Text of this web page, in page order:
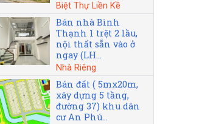
Biệt Thự Liền Kề
Bán nhà Bình
Thạnh 1 trệt 2 lầu,
nội thất sẵn vào ở
ngay (LH...
Nhà Riêng
Bán đất ( 5mx20m,
xây dựng 5 tầng,
đường 37) khu dân
cư An Phú...